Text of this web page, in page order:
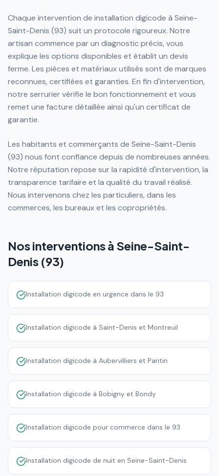
Chaque intervention de installation digicode à Seine-
Saint-Denis (93) suit un protocole rigoureux. Notre
artisan commence par un diagnostic précis, vous
explique les options disponibles et établit un devis
ferme. Les pièces et matériaux utilisés sont de marques
reconnues, certifiées et garanties. En fin d'intervention,
notre serrurier vérifie le bon fonctionnement et vous
remet une facture détaillée ainsi qu'un certificat de
garantie.
Les habitants et commerçants de Seine-Saint-Denis
(93) nous font confiance depuis de nombreuses années.
Notre réputation repose sur la rapidité d'intervention, la
transparence tarifaire et la qualité du travail réalisé.
Nous intervenons chez les particuliers, dans les
commerces, les bureaux et les copropriétés.
Nos interventions à Seine-Saint-
Denis (93)
Installation digicode en urgence dans le 93
Installation digicode à Saint-Denis et Montreuil
Installation digicode à Aubervilliers et Pantin
Installation digicode à Bobigny et Bondy
Installation digicode pour commerce dans le 93
Installation digicode de nuit en Seine-Saint-Denis